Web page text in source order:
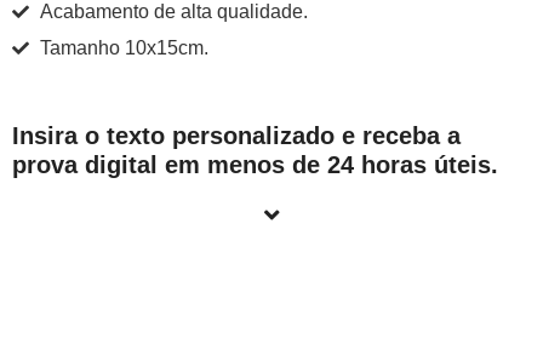
Acabamento de alta qualidade.
Tamanho 10x15cm.
Insira o texto personalizado e receba a
prova digital em menos de 24 horas úteis.